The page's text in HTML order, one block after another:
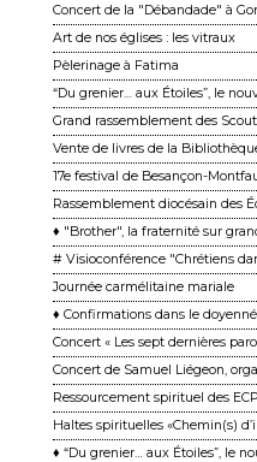
Concert de la "Débandade" à
Art de nos églises : les vitraux
Pèlerinage à Fatima
“Du grenier… aux Étoiles”, le
Grand rassemblement des
Vente de livres de la
17e festival de Besançon-
Rassemblement diocésain des
♦ "Brother", la fraternité sur
# Visioconférence "Chrétiens
Journée carmélitaine mariale
♦ Confirmations dans le
Concert « Les sept dernières
Concert de Samuel Liégeon,
Ressourcement spirituel des ECP
Haltes spirituelles «Chemin(s)
♦ “Du grenier… aux Étoiles”, le